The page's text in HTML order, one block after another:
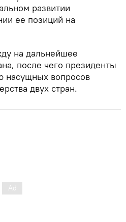
развитии
ее позиций на
на дальнейшее
после чего президенты
насущных вопросов
двух стран.